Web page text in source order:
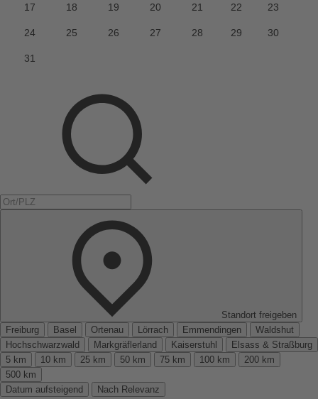
Standort freigeben
Freiburg
Basel Ortenau Lörrach Emmendingen
Waldshut
Hochschwarzwald
Markgräflerland Kaiserstuhl
Elsass & Straßburg
5 km
10 km 25 km 50 km 75 km 100 km
200 km
500 km
Datum aufsteigend
Nach Relevanz